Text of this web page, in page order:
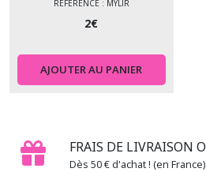
RÉFÉRENCE : MYLIR
2€
AJOUTER AU PANIER
FRAIS DE LIVRAISON
Dès 50 € d'achat ! (en France)